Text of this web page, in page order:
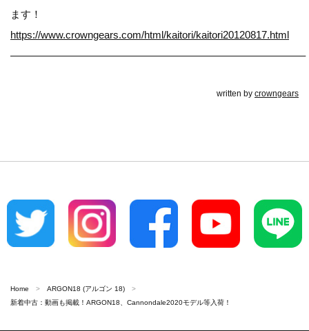
ます！
https://www.crowngears.com/html/kaitori/kaitori20120817.html
————————————————————————————–
written by crowngears
Home
ARGON18 (アルゴン 18)
新着中古：動画も掲載！ARGON18、Cannondale2020モデル等入荷！